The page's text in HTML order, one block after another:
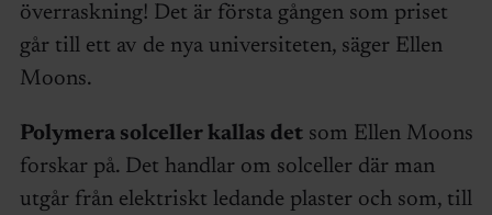
överraskning! Det är första gången som priset
går till ett av de nya universiteten, säger Ellen
Moons.
Polymera solceller kallas detsom Ellen Moons
forskar på. Det handlar om solceller där man
utgår från elektriskt ledande plaster och som, till